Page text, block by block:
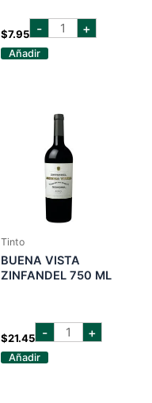
$7.95 - barefoot
white
zinfandel
750
+
Añadir
Tinto
BUENA VISTA
ZINFANDEL 750 ML
$21.45 - buena
vista +
Añadir